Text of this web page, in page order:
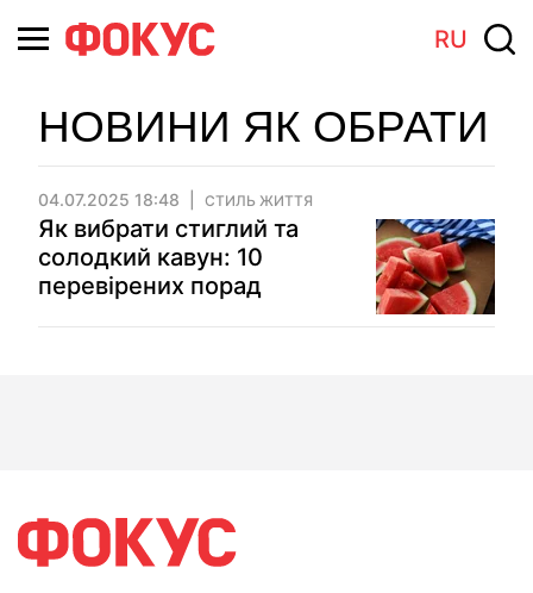
RU
НОВИНИ ЯК ОБРАТИ
04.07.2025 18:48 СТИЛЬ ЖИТТЯ
Як вибрати стиглий та
солодкий кавун: 10
перевірених порад